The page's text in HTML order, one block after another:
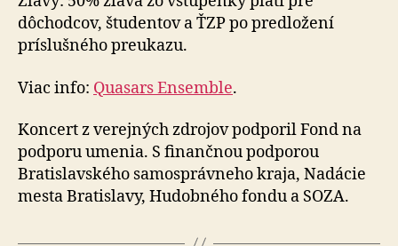
dôchodcov, študentov a ŤZP po predložení
príslušného preukazu.
Viac info: Quasars Ensemble.
Koncert z verejných zdrojov podporil Fond na
podporu umenia. S finančnou podporou
Bratislavského samosprávneho kraja, Nadácie
mesta Bratislavy, Hudobného fondu a SOZA.